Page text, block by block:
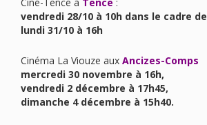
Ciné-Tence à Tence :
vendredi 28/10 à 10h dans le cadre de
lundi 31/10 à 16h
Cinéma La Viouze aux Ancizes-Comps
mercredi 30 novembre à 16h,
vendredi 2 décembre à 17h45,
dimanche 4 décembre à 15h40.